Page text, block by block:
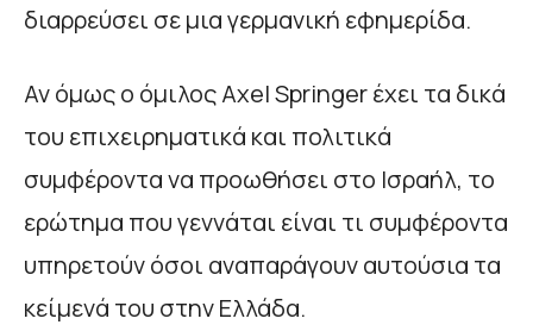
διαρρεύσει σε μια γερμανική εφημερίδα.
Αν όμως ο όμιλος Axel Springer έχει τα δικά
του επιχειρηματικά και πολιτικά
συμφέροντα να προωθήσει στο Ισραήλ, το
ερώτημα που γεννάται είναι τι συμφέροντα
υπηρετούν όσοι αναπαράγουν αυτούσια τα
κείμενά του στην Ελλάδα.